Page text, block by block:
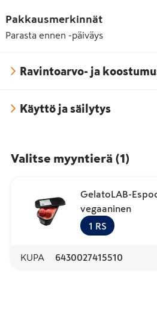
Pakkausmerkinnät
Parasta ennen -päiväys
Ravintoarvo- ja
Käyttö ja säilytys
Valitse myyntierä (1 )
GelatoLAB-
vegaaninen
1 RS
KUPA 6430027415510